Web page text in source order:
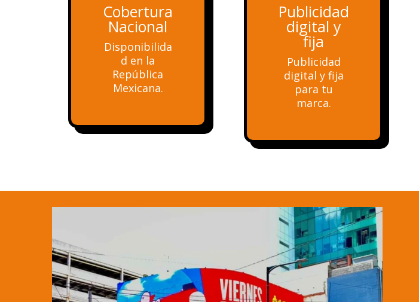
Cobertura
Nacional
Disponibilida
d en la
República
Mexicana.
Publicidad
digital y
fija
Publicidad
digital y fija
para tu
marca.